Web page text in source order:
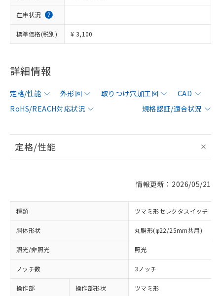
在庫状況
標準価格(税別) ¥ 3,100
詳細情報
定格/性能 外形図 取りつけ穴加工図
CAD
RoHS/REACH対応状況
規格認証/適合状況
定格/性能
情報更新：2026/05/21
種類 ツマミ形セレクタスイッチ
胴体形状 丸胴形(φ22/25mm共用)
照光/非照光 照光
ノッチ数 3ノッチ
操作部 操作部形状 ツマミ形